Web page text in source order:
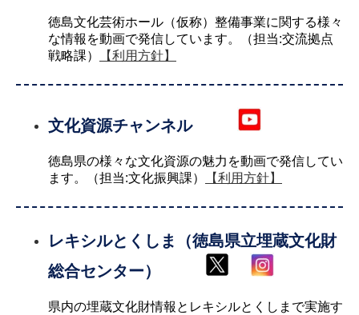
徳島文化芸術ホール（仮称）整備事業に関する様々
な情報を動画で発信しています。（担当:交流拠点
戦略課）
【利用方針】
文化資源チャンネル
徳島県の様々な文化資源の魅力を動画で発信してい
ます。（担当:文化振興課）
【利用方針】
レキシルとくしま（徳島県立埋蔵文化財
総合センター）
県内の埋蔵文化財情報とレキシルとくしまで実施す